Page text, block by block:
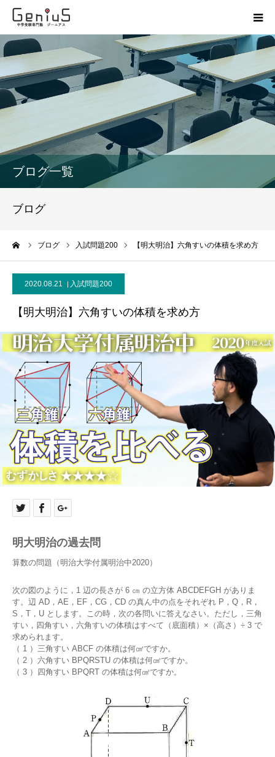
ブログ一覧
ブログ
ブログ 入試問題200 【明大明治】六角すいの体積を求め方
2020.08.21 入試問題200
【明大明治】六角すいの体積を求め方
明大明治の過去問
算数の問題（明治大学付属明治中2020）
次の図のように，1 辺の長さが 6 ㎝ の立方体 ABCDEFGH がありま
す。辺 AD，AE，EF，CG，CD の真ん中の点をそれぞれ P，Q，R，
S，T，U とします。この時，次の各問いに答えなさい。ただし，三角
すい，四角すい，六角すいの体積はすべて（底面積）×（高さ）÷ 3 で
求められます。
（ 1 ）三角すい ABCF の体積は何㎤ですか。
（ 2 ）六角すい BPQRSTU の体積は何㎤ですか。
（ 3 ）四角すい BPQRT の体積は何㎤ですか。
授業
志望校別特訓
模試
お問い合わせ